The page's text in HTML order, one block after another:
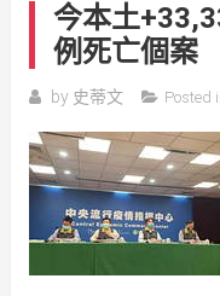
今本土
例死亡個案
by 史蒂文 Posted